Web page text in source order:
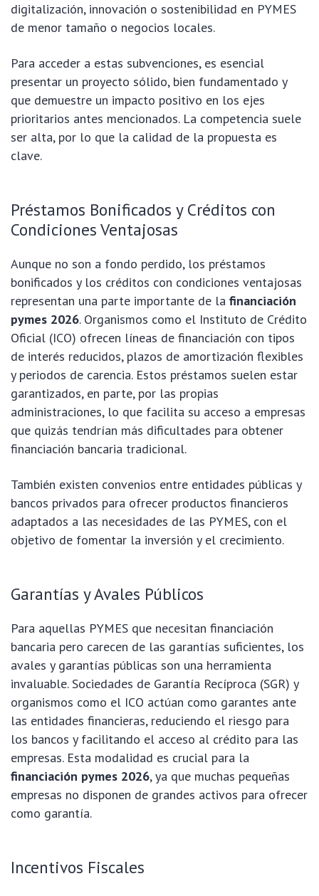
digitalización, innovación o sostenibilidad en PYMES
de menor tamaño o negocios locales.
Para acceder a estas subvenciones, es esencial
presentar un proyecto sólido, bien fundamentado y
que demuestre un impacto positivo en los ejes
prioritarios antes mencionados. La competencia suele
ser alta, por lo que la calidad de la propuesta es
clave.
Préstamos Bonificados y Créditos con
Condiciones Ventajosas
Aunque no son a fondo perdido, los préstamos
bonificados y los créditos con condiciones ventajosas
representan una parte importante de la financiación
pymes 2026. Organismos como el Instituto de Crédito
Oficial (ICO) ofrecen líneas de financiación con tipos
de interés reducidos, plazos de amortización flexibles
y periodos de carencia. Estos préstamos suelen estar
garantizados, en parte, por las propias
administraciones, lo que facilita su acceso a empresas
que quizás tendrían más dificultades para obtener
financiación bancaria tradicional.
También existen convenios entre entidades públicas y
bancos privados para ofrecer productos financieros
adaptados a las necesidades de las PYMES, con el
objetivo de fomentar la inversión y el crecimiento.
Garantías y Avales Públicos
Para aquellas PYMES que necesitan financiación
bancaria pero carecen de las garantías suficientes, los
avales y garantías públicas son una herramienta
invaluable. Sociedades de Garantía Recíproca (SGR) y
organismos como el ICO actúan como garantes ante
las entidades financieras, reduciendo el riesgo para
los bancos y facilitando el acceso al crédito para las
empresas. Esta modalidad es crucial para la
financiación pymes 2026, ya que muchas pequeñas
empresas no disponen de grandes activos para ofrecer
como garantía.
Incentivos Fiscales